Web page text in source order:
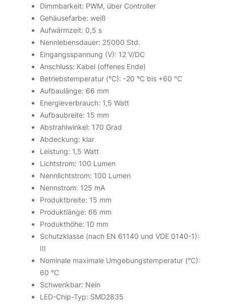
Dimmbarkeit: PWM, über Controller
Gehäusefarbe: weiß
Aufwärmzeit: 0,5 s
Nennlebensdauer: 25000 Std.
Eingangsspannung (V): 12 V/DC
Anschluss: Kabel (offenes Ende)
Betriebstemperatur (°C): -20 °C bis +60 °C
Aufbaulänge: 66 mm
Energieverbrauch: 1,5 Watt
Aufbaubreite: 15 mm
Abstrahlwinkel: 170 Grad
Abdeckung: klar
Leistung: 1,5 Watt
Lichtstrom: 100 Lumen
Nennlichtstrom: 100 Lumen
Nennstrom: 125 mA
Produktbreite: 15 mm
Produktlänge: 66 mm
Produkthöhe: 10 mm
Schutzklasse (nach EN 61140 und VDE 0140-1):
III
Nominale maximale Umgebungstemperatur (°C):
60 °C
Schwenkbar: Nein
LED-Chip-Typ: SMD2835